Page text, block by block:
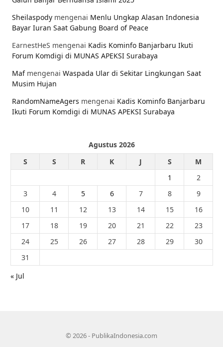
Sheilaspody mengenai Menlu Ungkap Alasan Indonesia
Bayar Iuran Saat Gabung Board of Peace
EarnestHeS mengenai Kadis Kominfo Banjarbaru Ikuti
Forum Komdigi di MUNAS APEKSI Surabaya
Mafmengenai Waspada Ular di Sekitar Lingkungan Saat
Musim Hujan
RandomNameAgers mengenai Kadis Kominfo Banjarbaru
Ikuti Forum Komdigi di MUNAS APEKSI Surabaya
Agustus 2026
S
S R K J S
M
1
2
3
4 5 6 7 8
9
10
11 12 13 14 15
16
17
18 19 20 21 22
23
24
25 26 27 28 29
30
31
« Jul
© 2026 - PublikaIndonesia.com